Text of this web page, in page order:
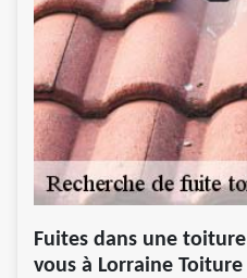
Fuites dans une
vous à Lorraine Toiture